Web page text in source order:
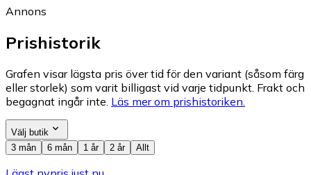
Annons
Prishistorik
Grafen visar lägsta pris över tid för den variant (såsom färg
eller storlek) som varit billigast vid varje tidpunkt. Frakt och
begagnat ingår inte. Läs mer om prishistoriken.
Välj butik
3 mån
6 mån 1 år 2 år Allt